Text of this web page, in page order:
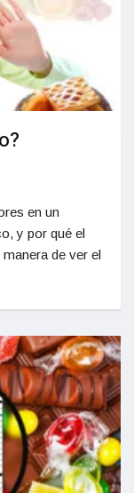
en un
y por qué el
de ver el